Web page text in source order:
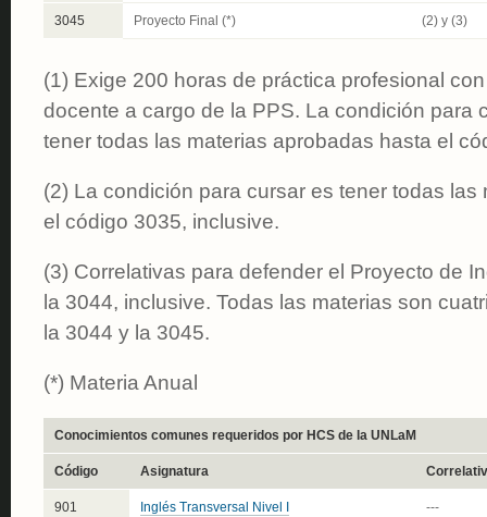
3045 Proyecto Final (*) (2) y (3)
(1) Exige 200 horas de práctica profesional
docente a cargo de la PPS. La condición para
tener todas las materias aprobadas hasta el
(2) La condición para cursar es tener todas
el código 3035, inclusive.
(3) Correlativas para defender el Proyecto de
la 3044, inclusive. Todas las materias son
la 3044 y la 3045.
(*) Materia Anual
Conocimientos comunes requeridos por HCS de la UNLaM
Código Asignatura
901 Inglés Transversal Nivel I ---